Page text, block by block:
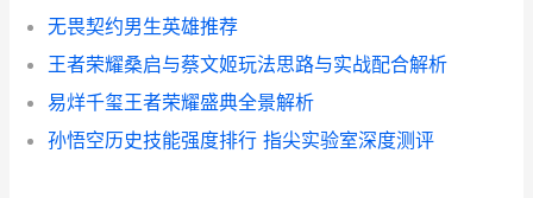
无畏契约男生英雄推荐
王者荣耀桑启与蔡文姬玩法思路与实战配合解析
易烊千玺王者荣耀盛典全景解析
孙悟空历史技能强度排行 指尖实验室深度测评